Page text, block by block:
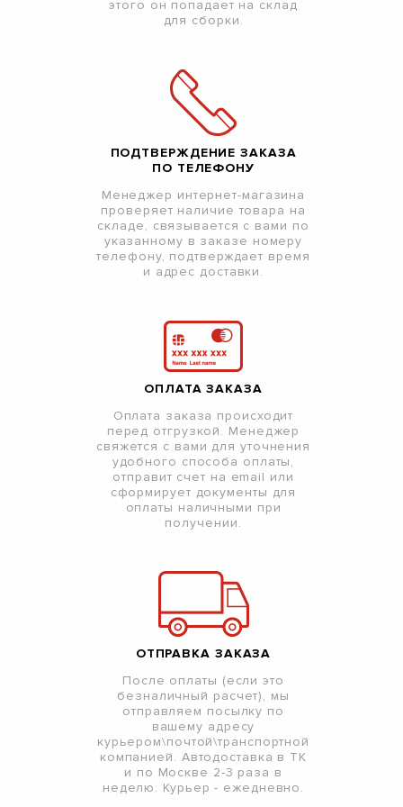
этого он попадает на склад
для сборки.
ПОДТВЕРЖДЕНИЕ ЗАКАЗА
ПО ТЕЛЕФОНУ
Менеджер интернет-магазина
проверяет наличие товара на
складе, связывается с вами по
указанному в заказе номеру
телефону, подтверждает время
и адрес доставки.
ОПЛАТА ЗАКАЗА
Оплата заказа происходит
перед отгрузкой. Менеджер
свяжется с вами для уточнения
удобного способа оплаты,
отправит счет на email или
сформирует документы для
оплаты наличными при
получении.
ОТПРАВКА ЗАКАЗА
После оплаты (если это
безналичный расчет), мы
отправляем посылку по
вашему адресу
курьером\почтой\транспортной
компанией. Автодоставка в ТК
и по Москве 2-3 раза в
неделю. Курьер - ежедневно.